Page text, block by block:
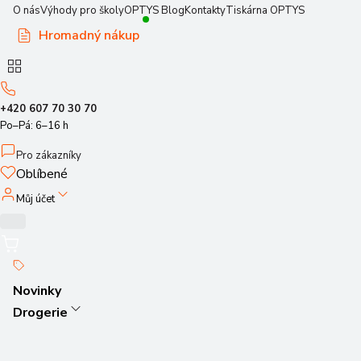
O násVýhody pro školyOPTYS BlogKontaktyTiskárna OPTYS
Hromadný nákup
+420 607 70 30 70
Po–Pá: 6–16 h
Pro zákazníky
Oblíbené
Můj účet
Novinky
Drogerie